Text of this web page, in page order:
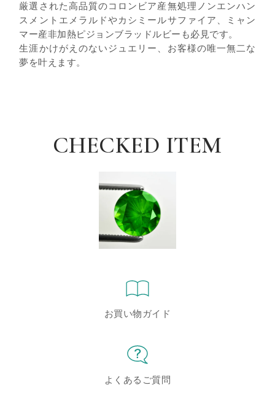
厳選された高品質のコロンビア産無処理ノンエンハン
スメントエメラルドやカシミールサファイア、ミャン
マー産非加熱ピジョンブラッドルビーも必見です。
生涯かけがえのないジュエリー、お客様の唯一無二な
夢を叶えます。
CHECKED ITEM
お買い物ガイド
よくあるご質問